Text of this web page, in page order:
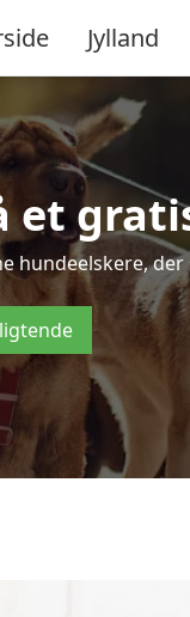
Jylland
et
hundeelskere,